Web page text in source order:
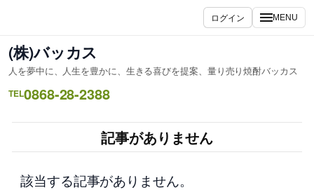
を
ス
キ
ッ
ログイン MENU
(株)バッカス
人を夢中に、人生を豊かに、生きる喜びを提案、量り売り焼酎バッカス
TEL0868-28-2388
記事がありません
該当する記事がありません。